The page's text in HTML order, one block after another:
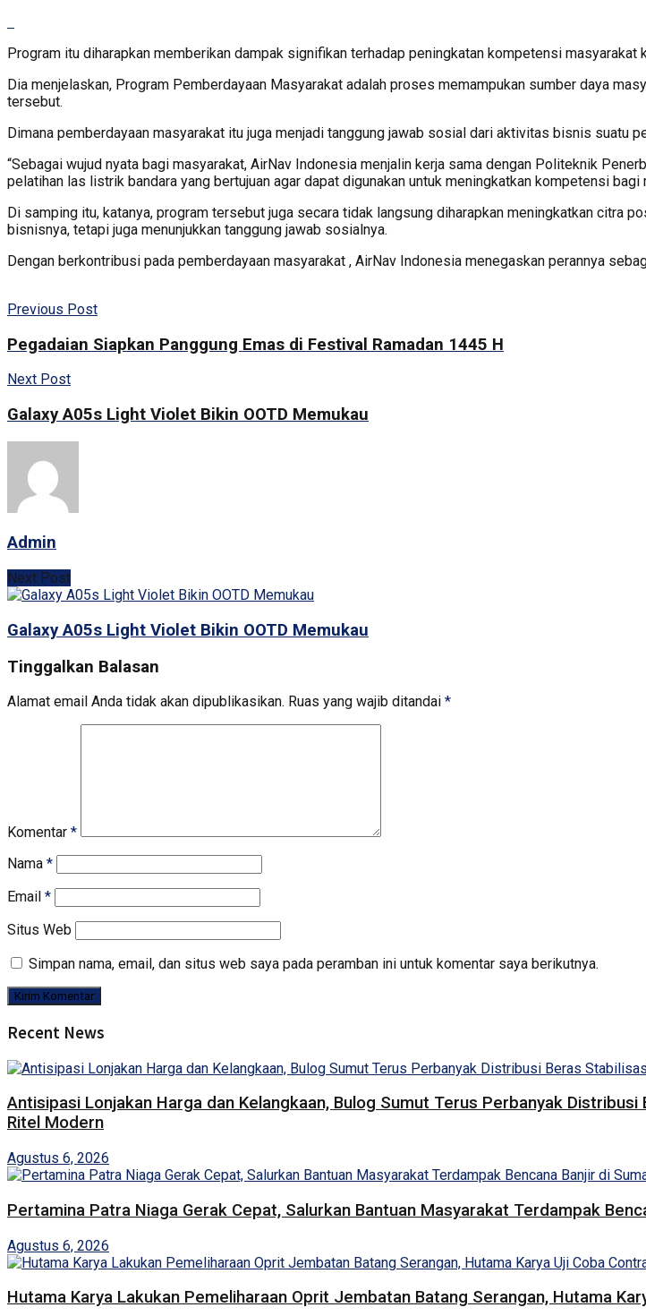
Program itu diharapkan memberikan dampak signifikan terhadap peningkatan kompetensi masyarakat
Dia menjelaskan, Program Pemberdayaan Masyarakat adalah proses memampukan sumber daya
tersebut.
Dimana pemberdayaan masyarakat itu juga menjadi tanggung jawab sosial dari aktivitas bisnis suatu
“Sebagai wujud nyata bagi masyarakat, AirNav Indonesia menjalin kerja sama dengan Politeknik
pelatihan las listrik bandara yang bertujuan agar dapat digunakan untuk meningkatkan kompetensi bagi
Di samping itu, katanya, program tersebut juga secara tidak langsung diharapkan meningkatkan citra
bisnisnya, tetapi juga menunjukkan tanggung jawab sosialnya.
Dengan berkontribusi pada pemberdayaan masyarakat , AirNav Indonesia menegaskan perannya
Previous Post
Pegadaian Siapkan Panggung Emas di Festival Ramadan 1445 H
Next Post
Galaxy A05s Light Violet Bikin OOTD Memukau
Admin
Next Post
Galaxy A05s Light Violet Bikin OOTD Memukau
Tinggalkan Balasan
Alamat email Anda tidak akan dipublikasikan. Ruas yang wajib ditandai *
Komentar *
Nama *
Email *
Situs Web
Simpan nama, email, dan situs web saya pada peramban ini untuk komentar saya berikutnya.
Recent News
Antisipasi Lonjakan Harga dan Kelangkaan, Bulog Sumut Terus Perbanyak
Ritel Modern
Agustus 6, 2026
Pertamina Patra Niaga Gerak Cepat, Salurkan Bantuan Masyarakat Terdampak
Agustus 6, 2026
Hutama Karya Lakukan Pemeliharaan Oprit Jembatan Batang Serangan, Hutama